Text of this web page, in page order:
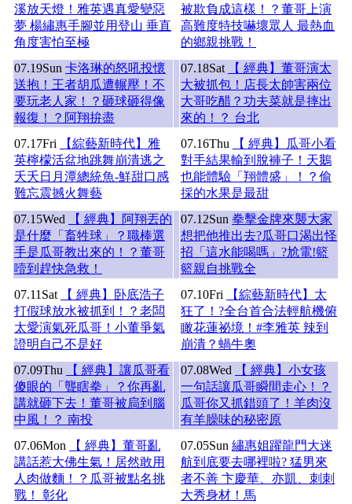
溪放天燈！雅英遇真愛變惡
夢 楊繡惠手腳並用登山 垂直
角度害怕至極
被欺負成這樣！？董哥上演
高難度特技嚇壞眾人 最熱血
的鄉親挑戰！
07.19Sun 卡洛琳的怒吼投懷
送抱！王者胡瓜遭輾壓！不
要玩老人家！？砸球砸得像
報復！？阿翔拚盡
07.18Sat
【 經典】董哥演太
大被抓包！店長太帥害兩位
大哥吃醋？功夫菜就是摔出
來的！？ 台北
07.17Fri
【綜藝新時代】雅
英檸檬活盆地跳舞崩潰逃之
夭夭日月潭總統魚-鮮甜口感
難忘震撼火舞藝
07.16Thu
【 經典】瓜哥小看
對手結果輸到脫褲子！天鵝
也能體驗「翔體盛」！？偷
採的水果是最甜
07.15Wed
【 經典】阿翔丟的
是什麼「畜牲球」？職棒選
手是瓜哥教出來的！？董哥
噎到趕快急救！
07.12Sun 拳擊金牌來襲大家
想把他推出去?瓜哥口渴出怪
招「這水能喝嗎」?尬電!籃
籃親自挑戰全
07.11 Sat
【 經典】卧底浩子
打假球放水被抓到！？老闆
太愛演氣死瓜哥！小董爭氣
證明自己不是好
07.10Fri
【綜藝新時代】太
狂了！?全台首合法輕航機俯
瞰花蓮祕境！#李雅英 辣到
崩潰？蝸牛奧
07.09Thu
【 經典】讓瓜哥看
傻眼的「聾瞎拳」？你再亂
講就砸下去！董哥被扃到腦
中風！？ 南投
07.08Wed
【 經典】小女孩
一句話讓瓜哥瞬間走心！？
瓜哥你又抓錯頭了！羊肉沒
有羊臊味的秘密原
07.06Mon
【 經典】董哥亂
講話惹大佛生氣！居然敢用
人肉做麵！？瓜哥被點名挑
戰！ 彰化
07.05Sun 繡惠姐躍龍門大迷
航到底要去哪裡啦? 猛男來
者不善 卞慶華、亦凱、刺刺
大秀身材！馬